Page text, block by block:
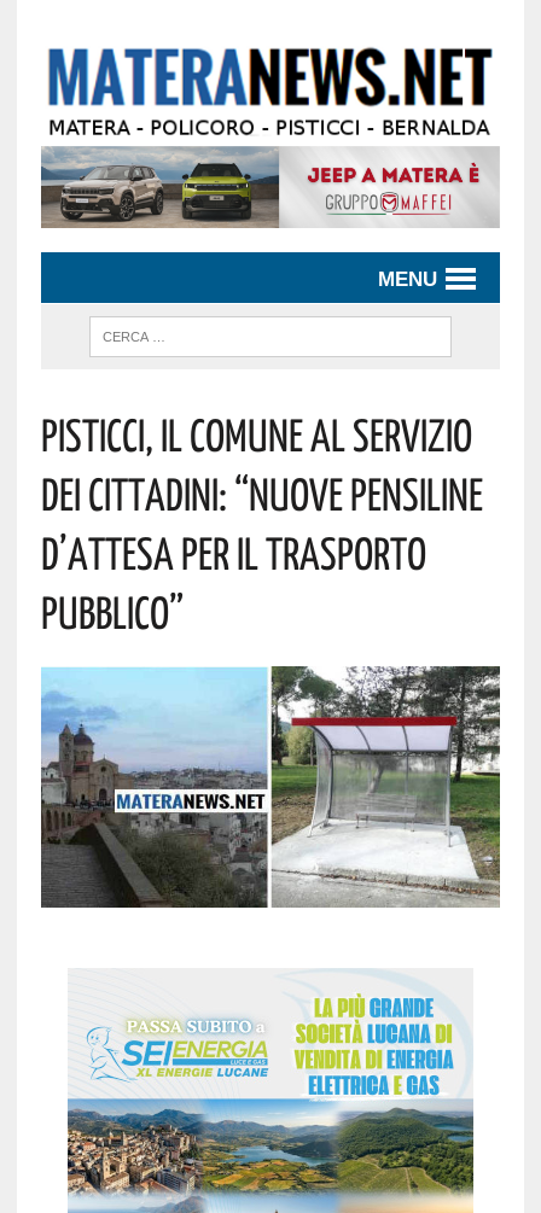
MENU
Pisticci, Il Comune Al Servizio
Dei Cittadini: “nuove Pensiline
D’attesa Per Il Trasporto
Pubblico”